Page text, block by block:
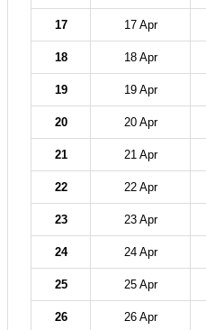
17 17 Apr
18 18 Apr
19 19 Apr
20 20 Apr
21 21 Apr
22 22 Apr
23 23 Apr
24 24 Apr
25 25 Apr
26 26 Apr